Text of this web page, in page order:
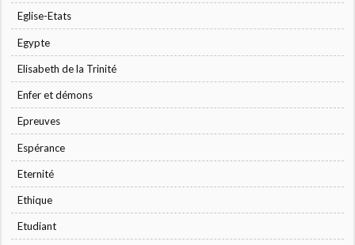
Eglise-Etats
Egypte
Elisabeth de la Trinité
Enfer et démons
Epreuves
Espérance
Eternité
Ethique
Etudiant